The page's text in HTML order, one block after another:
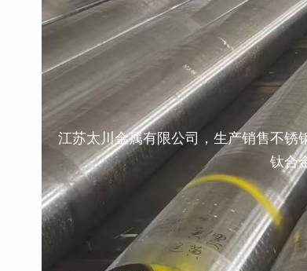
江苏太川金属有限公司，生产销售不锈
钛合